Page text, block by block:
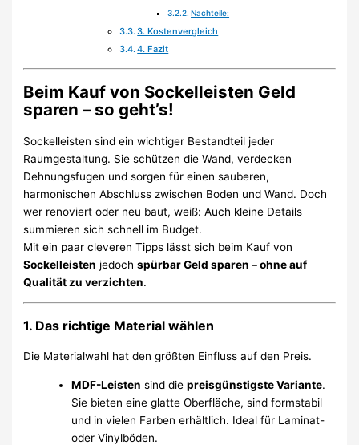
Nachteile:
3. Kostenvergleich
4. Fazit
Beim Kauf von Sockelleisten Geld
sparen – so geht’s!
Sockelleisten sind ein wichtiger Bestandteil jeder
Raumgestaltung. Sie schützen die Wand, verdecken
Dehnungsfugen und sorgen für einen sauberen,
harmonischen Abschluss zwischen Boden und Wand. Doch
wer renoviert oder neu baut, weiß: Auch kleine Details
summieren sich schnell im Budget.
Mit ein paar cleveren Tipps lässt sich beim Kauf von
Sockelleisten jedochspürbar Geld sparen – ohne auf
Qualität zu verzichten.
1. Das richtige Material wählen
Die Materialwahl hat den größten Einfluss auf den Preis.
MDF-Leisten sind diepreisgünstigste Variante.
Sie bieten eine glatte Oberfläche, sind formstabil
und in vielen Farben erhältlich. Ideal für Laminat-
oder Vinylböden.